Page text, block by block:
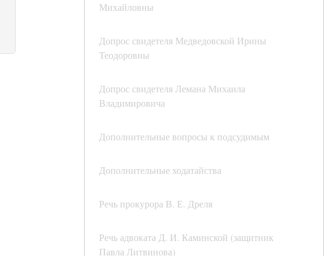
Михайловны
Допрос свидетеля Медведовской Ирины
Теодоровны
Допрос свидетеля Лемана Михаила
Владимировича
Дополнительные вопросы к подсудимым
Дополнительные ходатайства
Речь прокурора В. Е. Дреля
Речь адвоката Д. И. Каминской (защитник
Павла Литвинова)